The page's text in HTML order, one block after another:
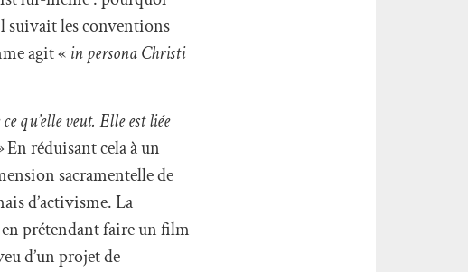
suivait les conventions
agit «in persona Christi
qu’elle veut. Elle est liée
En réduisant cela à un
sacramentelle de
d’activisme. La
en prétendant faire un film
d’un projet de